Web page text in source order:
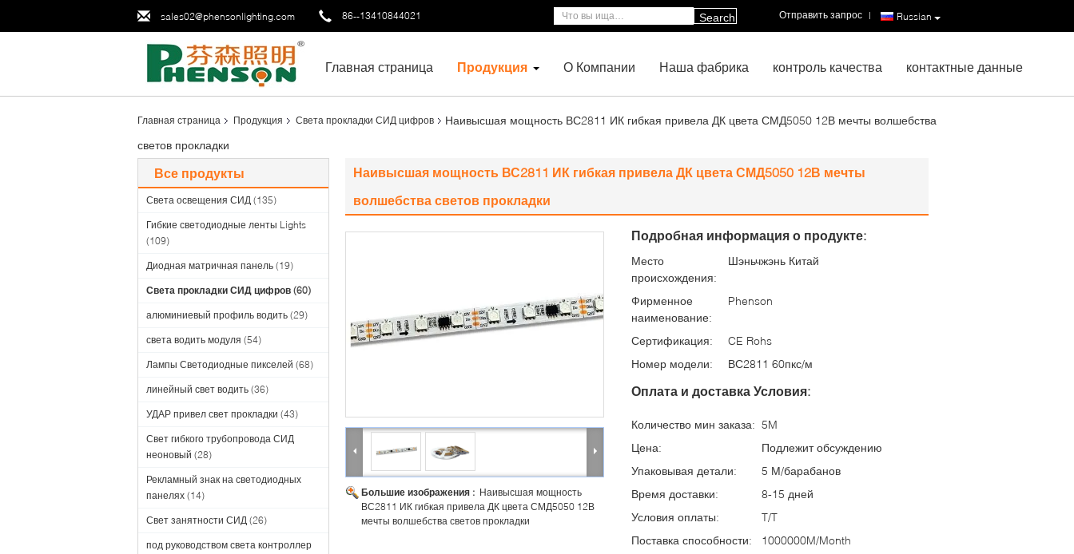
sales02@phensonlighting.com 86--13410844021 Russian
Отправить запрос |
Search
Главная страница Продукция О Компании Наша фабрика контроль качества контактные данные
Главная страница Продукция Света прокладки СИД цифров
Наивысшая мощность ВС2811 ИК гибкая привела ДК цвета СМД5050 12В мечты волшебства
светов прокладки
Все продукты
Света освещения СИД (135)
Гибкие светодиодные ленты Lights
(109)
Диодная матричная панель (19)
Света прокладки СИД цифров (60)
алюминиевый профиль водить (29)
света водить модуля (54)
Лампы Светодиодные пикселей (68)
линейный свет водить (36)
УДАР привел свет прокладки (43)
Свет гибкого трубопровода СИД
неоновый (28)
Рекламный знак на светодиодных
панелях (14)
Свет занятности СИД (26)
под руководством света контроллер
Наивысшая мощность ВС2811 ИК гибкая привела ДК цвета СМД5050 12В мечты
волшебства светов прокладки
Большие изображения : Наивысшая мощность
ВС2811 ИК гибкая привела ДК цвета СМД5050 12В
мечты волшебства светов прокладки
Подробная информация о продукте:
Место
происхождения:
Шэньчжэнь Китай
Фирменное
наименование:
Phenson
Сертификация:
CE Rohs
Номер модели:
ВС2811 60пкс/м
Оплата и доставка Условия:
Количество мин заказа: 5M
Цена:
Подлежит обсуждению
Упаковывая детали:
5 М/барабанов
Время доставки:
8-15 дней
Условия оплаты:
T/T
Поставка способности:
1000000M/Month